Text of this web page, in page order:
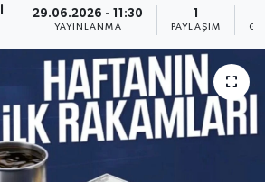
29.06.2026 - 11:30
YAYINLANMA
1
PAYLAŞIM